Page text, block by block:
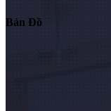
Bản Đồ